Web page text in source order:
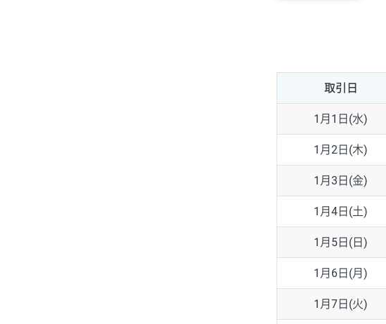
AUD/USD
NZD/USD
EUR/GBP
EUR/AUD
GBP/AUD
AUD/NZD
EUR/CHF
GBP/CHF
取引日
1月1日(水)
1月2日(木)
1月3日(金)
1月4日(土)
1月5日(日)
1月6日(月)
1月7日(火)